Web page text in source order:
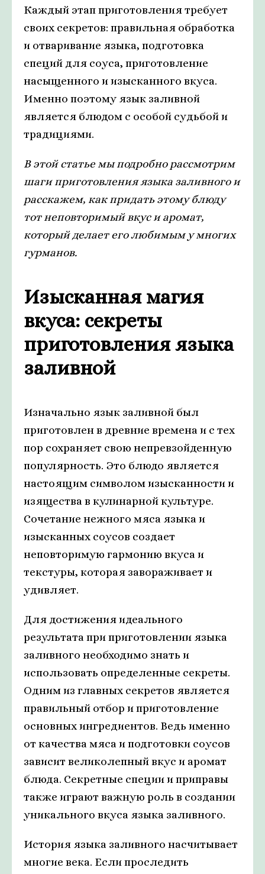
Каждый этап приготовления требует
своих секретов: правильная обработка
и отваривание языка, подготовка
специй для соуса, приготовление
насыщенного и изысканного вкуса.
Именно поэтому язык заливной
является блюдом с особой судьбой и
традициями.
В этой статье мы подробно рассмотрим
шаги приготовления языка заливного и
расскажем, как придать этому блюду
тот неповторимый вкус и аромат,
который делает его любимым у многих
гурманов.
Изысканная магия
вкуса: секреты
приготовления языка
заливной
Изначально язык заливной был
приготовлен в древние времена и с тех
пор сохраняет свою непревзойденную
популярность. Это блюдо является
настоящим символом изысканности и
изящества в кулинарной культуре.
Сочетание нежного мяса языка и
изысканных соусов создает
неповторимую гармонию вкуса и
текстуры, которая завораживает и
удивляет.
Для достижения идеального
результата при приготовлении языка
заливного необходимо знать и
использовать определенные секреты.
Одним из главных секретов является
правильный отбор и приготовление
основных ингредиентов. Ведь именно
от качества мяса и подготовки соусов
зависит великолепный вкус и аромат
блюда. Секретные специи и приправы
также играют важную роль в создании
уникального вкуса языка заливного.
История языка заливного насчитывает
многие века. Если проследить